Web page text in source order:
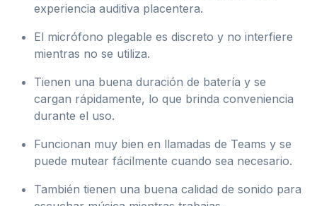
experiencia auditiva placentera.
El micrófono plegable es discreto y no interfiere
mientras no se utiliza.
Tienen una buena duración de batería y se
cargan rápidamente, lo que brinda conveniencia
durante el uso.
Funcionan muy bien en llamadas de Teams y se
puede mutear fácilmente cuando sea necesario.
También tienen una buena calidad de sonido para